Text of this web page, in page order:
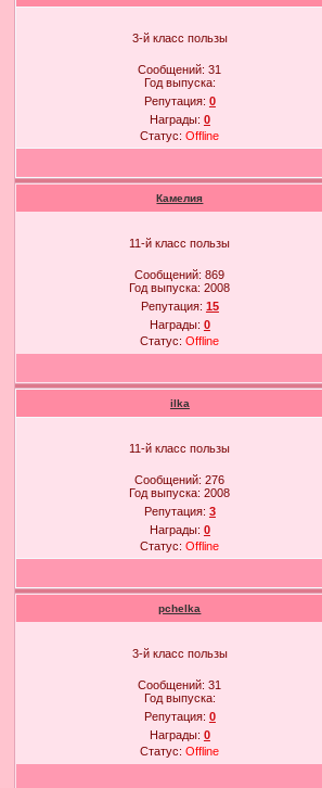
3-й класс пользы
Сообщений:31
Год выпуска:
Репутация: 0
Награды: 0
Статус:Offline
Камелия
11-й класс пользы
Сообщений:869
Год выпуска:2008
Репутация: 15
Награды: 0
Статус:Offline
ilka
11-й класс пользы
Сообщений:276
Год выпуска:2008
Репутация: 3
Награды: 0
Статус:Offline
pchelka
3-й класс пользы
Сообщений:31
Год выпуска:
Репутация: 0
Награды: 0
Статус:Offline